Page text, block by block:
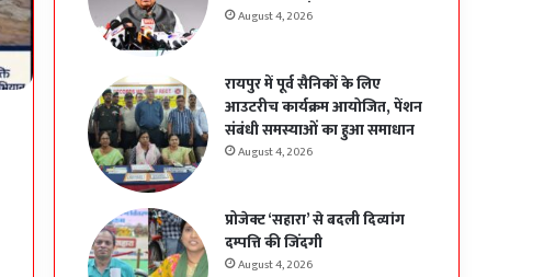
August 4, 2026
रायपुर में पूर्व सैनिकों के लिए
आउटरीच कार्यक्रम आयोजित, पेंशन
संबंधी समस्याओं का हुआ समाधान
August 4, 2026
प्रोजेक्ट ‘सहारा’ से बदली दिव्यांग
दम्पत्ति की जिंदगी
August 4, 2026